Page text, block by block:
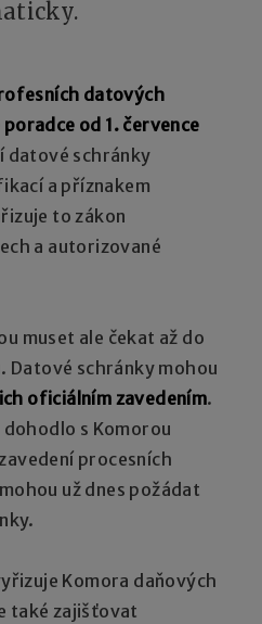
datových
od 1. července
datové schránky
a příznakem
to zákon
a autorizované
muset ale čekat až do
schránky mohou
oficiálním zavedením.
s Komorou
procesních
už dnes požádat
Komora daňových
také zajišťovat